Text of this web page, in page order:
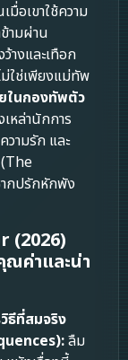
อเขาใช้ความ
ามผ่าน
างและเทือก
ม่ใช่เพียงแม่ทัพ
ในกองทัพตัว
หล่านักการ
วามรัก และ
กปรักหักพัง
(2026)
ค่าและน่า
ธีที่สมจริง
ลืม